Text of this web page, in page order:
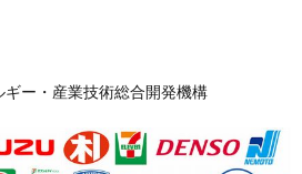
ー・産業技術総合開発機構